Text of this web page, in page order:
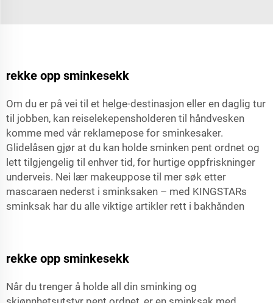
rekke opp sminkesekk
Om du er på vei til et helge-destinasjon eller en daglig tur
til jobben, kan reiselekepensholderen til håndvesken
komme med vår reklamepose for sminkesaker.
Glidelåsen gjør at du kan holde sminken pent ordnet og
lett tilgjengelig til enhver tid, for hurtige oppfriskninger
underveis. Nei lær makeuppose til mer søk etter
mascaraen nederst i sminksaken – med KINGSTARs
sminksak har du alle viktige artikler rett i bakhånden
rekke opp sminkesekk
Når du trenger å holde all din sminking og